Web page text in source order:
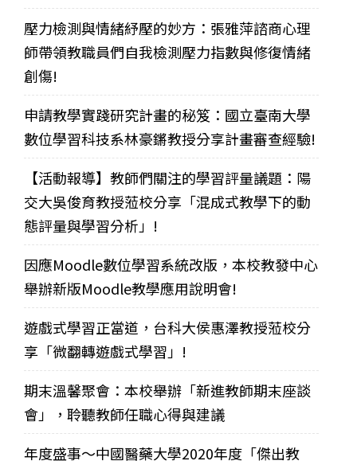
壓力檢測與情緒紓壓的妙方：張雅萍諮商心理
師帶領教職員們自我檢測壓力指數與修復情緒
創傷!
申請教學實踐研究計畫的秘笈：國立臺南大學
數位學習科技系林豪鏘教授分享計畫審查經驗!
【活動報導】教師們關注的學習評量議題：陽
交大吳俊育教授蒞校分享「混成式教學下的動
態評量與學習分析」!
因應Moodle數位學習系統改版，本校教發中心
舉辦新版Moodle教學應用說明會!
遊戲式學習正當道，台科大侯惠澤教授蒞校分
享「微翻轉遊戲式學習」!
期末溫馨聚會：本校舉辦「新進教師期末座談
會」，聆聽教師任職心得與建議
年度盛事～中國醫藥大學2020年度「傑出教